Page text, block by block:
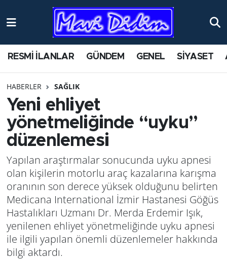
RESMİ İLANLAR GÜNDEM GENEL SİYASET
HABERLER SAĞLIK
Yeni ehliyet
yönetmeliğinde “uyku”
düzenlemesi
Yapılan araştırmalar sonucunda uyku apnesi
olan kişilerin motorlu araç kazalarına karışma
oranının son derece yüksek olduğunu belirten
Medicana International İzmir Hastanesi Göğüs
Hastalıkları Uzmanı Dr. Merda Erdemir Işık,
yenilenen ehliyet yönetmeliğinde uyku apnesi
ile ilgili yapılan önemli düzenlemeler hakkında
bilgi aktardı.
ANTİK YERLER
AYDIN
BİLİM VE TEKNOLOJİ
ÇEVRE
EĞİTİM
EKONOMİ
GENEL
GÜNDEM
Nöbetçi Eczaneler
Namaz Vakitleri
Trafik Durumu
Süper Lig Puan Durumu ve Fikstür
Tüm Manşetler
Son Dakika Haberleri
Haber Arşivi